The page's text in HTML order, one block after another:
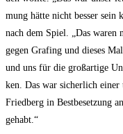
mung hät­te nicht bes­ser sein
nach dem Spiel. „Das waren
gegen Gra­fing und die­ses
und uns für die groß­ar­ti­ge
ken. Das war sicher­lich einer
Fried­berg in Best­be­set­zung
gehabt.“